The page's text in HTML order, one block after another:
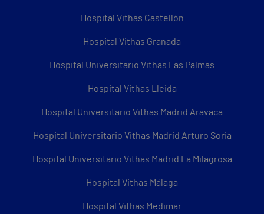
Hospital Vithas Castellón
Hospital Vithas Granada
Hospital Universitario Vithas Las Palmas
Hospital Vithas Lleida
Hospital Universitario Vithas Madrid Aravaca
Hospital Universitario Vithas Madrid Arturo Soria
Hospital Universitario Vithas Madrid La Milagrosa
Hospital Vithas Málaga
Hospital Vithas Medimar